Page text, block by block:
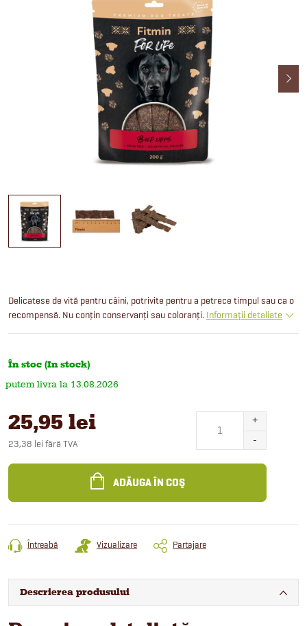
Delicatese de vită pentru câini, potrivite pentru a petrece timpul sau ca o
recompensă. Nu conțin conservanți sau coloranți. Informaţii detaliate
În stoc (In stock)
13.08.2026
25,95 lei
23,38 lei fără TVA
preţ:
ADĂUGA ÎN COŞ
Întreabă Vizualizare Partajare
Descrierea produsului